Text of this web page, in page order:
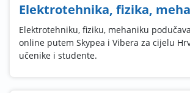
Elektrotehnika, fizika,
Elektrotehniku, fiziku, mehaniku
online putem Skypea i Vibera za cijelu
učenike i studente.